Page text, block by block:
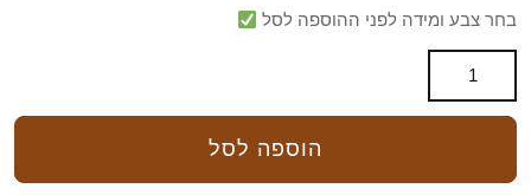
בחר צבע ומידה לפני ההוספה לסל
הוספה לסל